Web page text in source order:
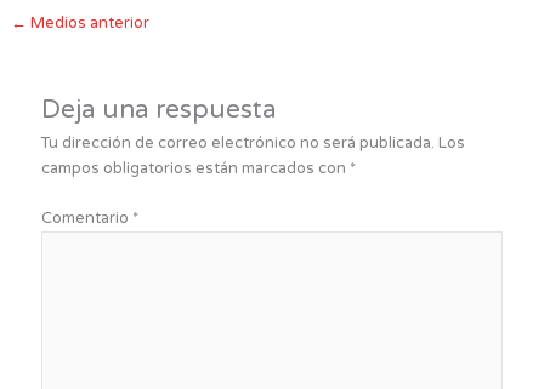
← Medios anterior
Deja una respuesta
Tu dirección de correo electrónico no será publicada. Los
campos obligatorios están marcados con *
Comentario *